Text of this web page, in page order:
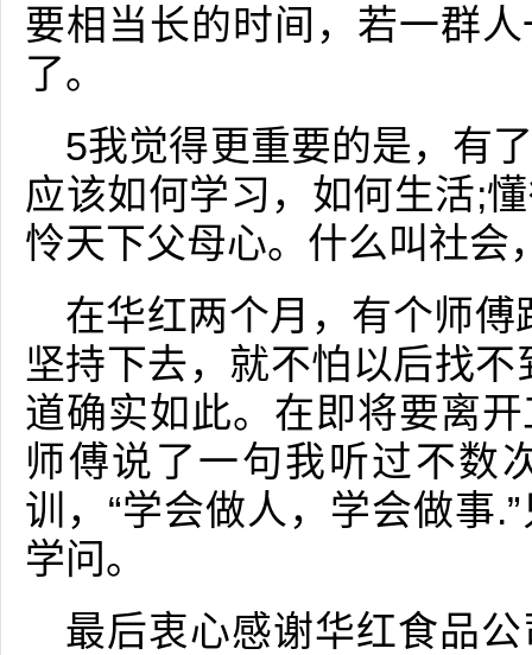
要相当长的时间，若一群
了。
5我觉得更重要的是，有
应该如何学习，如何生活;
怜天下父母心。什么叫社会
在华红两个月，有个师傅
坚持下去，就不怕以后找
道确实如此。在即将要离
师傅说了一句我听过不数
训，“学会做人，学会做事
学问。
最后衷心感谢华红食品